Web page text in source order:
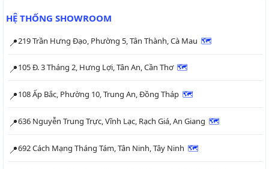
HỆ THỐNG SHOWROOM
📍219 Trần Hưng Đạo, Phường 5, Tân Thành, Cà Mau 🗺
📍105 Đ. 3 Tháng 2, Hưng Lợi, Tân An, Cần Thơ 🗺
📍108 Ấp Bắc, Phường 10, Trung An, Đồng Tháp 🗺
📍636 Nguyễn Trung Trực, Vĩnh Lạc, Rạch Giá, An Giang 🗺
📍692 Cách Mạng Tháng Tám, Tân Ninh, Tây Ninh 🗺